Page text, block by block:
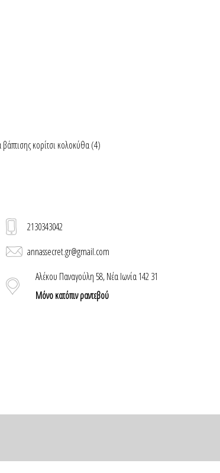
κορίτσι κολοκύθα (4)
2130343042
annassecret.gr@gmail.com
Αλέκου Παναγούλη 58, Νέα Ιωνία 142 31
Μόνο κατόπιν ραντεβού